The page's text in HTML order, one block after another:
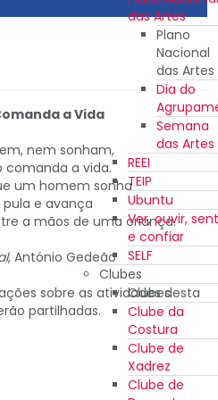
das Artes
Plano
Nacional
das Artes
Dia do
Semana
das Artes
REEI
TEIP
Ubuntu
Ver, ouvir,
e confiar
SELF
Clubes
Clubes
Clube da
Costura
Clube de
Xadrez
Clube de
a Vida
nem sonham,
comanda a vida.
um homem sonha
e avança
a mãos de uma criança.
, António Gedeão
sobre as atividades desta
partilhadas.